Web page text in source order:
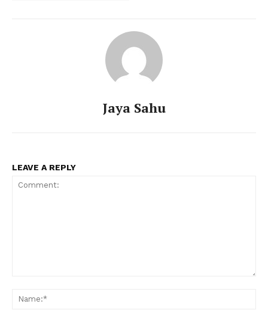
Jaya Sahu
LEAVE A REPLY